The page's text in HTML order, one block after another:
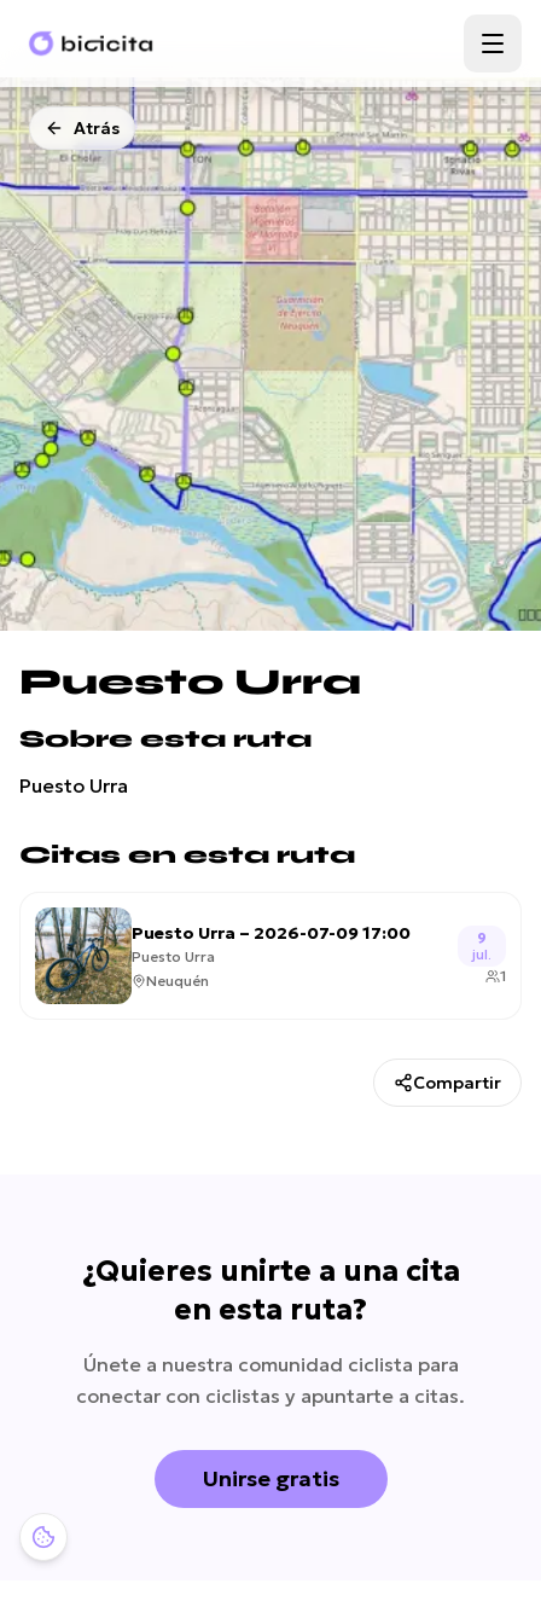
Atrás
Puesto Urra
Sobre esta ruta
Puesto Urra
Citas en esta ruta
Puesto Urra – 2026-07-09 17:00
Puesto Urra
Neuquén
9
jul.
1
Compartir
¿Quieres unirte a una cita
en esta ruta?
Únete a nuestra comunidad ciclista para
conectar con ciclistas y apuntarte a citas.
Unirse gratis